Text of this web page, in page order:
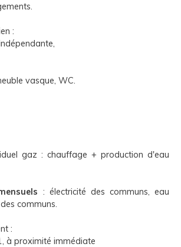
:
vasque, WC.
gaz : chauffage + production d'eau
: électricité des communs, eau
communs.
:
à proximité immédiate